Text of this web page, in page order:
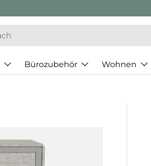
Bürozubehör Wohnen